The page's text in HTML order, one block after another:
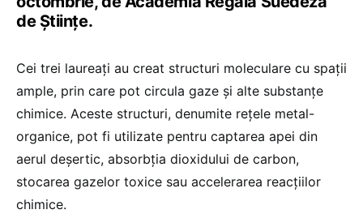
de Științe.
Cei trei laureați au creat structuri moleculare cu spații
ample, prin care pot circula gaze și alte substanțe
chimice. Aceste structuri, denumite rețele metal-
organice, pot fi utilizate pentru captarea apei din
aerul deșertic, absorbția dioxidului de carbon,
stocarea gazelor toxice sau accelerarea reacțiilor
chimice.